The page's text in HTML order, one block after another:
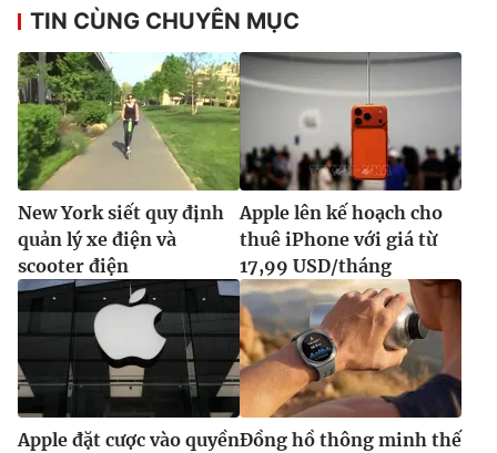
TIN CÙNG CHUYÊN MỤC
New York siết quy định
quản lý xe điện và
scooter điện
Apple lên kế hoạch cho
thuê iPhone với giá từ
17,99 USD/tháng
Apple đặt cược vào quyềnĐồng hồ thông minh thế